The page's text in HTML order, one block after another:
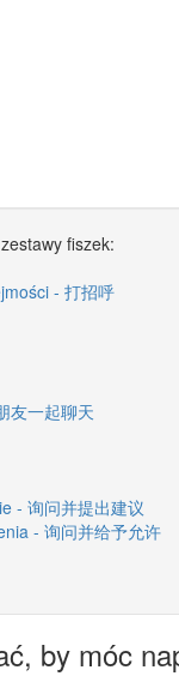
fiszek:
- 打招呼
友一起聊天
- 询问并提出建议
- 询问并给予允许
by móc